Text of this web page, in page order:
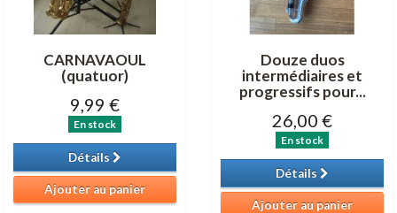
CARNAVAOUL
(quatuor)
9,99 €
En stock
Détails
Ajouter au panier
Douze duos
intermédiaires et
progressifs pour...
26,00 €
En stock
Détails
Ajouter au panier